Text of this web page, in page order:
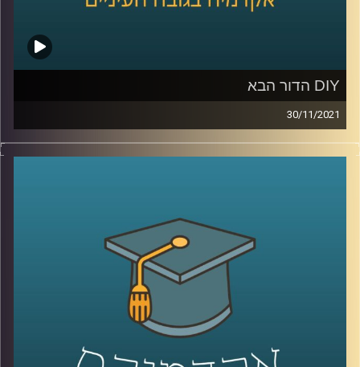
DIY הדור הבא
30/11/2021
היום הרבה אנשים עם רעיון לא יכולים לממש אותו בגלל
היעדר ידע מקצועי, החלום של פרופ' אריאל (אריק) שמיר,
מטרתו של פרופ' שמיר היא להנגיש יכולות שבעבר היו שמורות
רק לאנשי מקצוע.אדם שרוצה לערוך סרט ולא יודע איך יוכל
לכתוב במילים את תוכן הסרט והמחשב יערוך את חומרי הגלם
באופן אוטומטי; מעצבים לא יצטרכו את עזרתם של מהנדסים
ונגרים לתכנון כי רובוטים יעשו את החישובים עבורם. רוצים
עוד דוגמאות? האזינו לפודקסט.